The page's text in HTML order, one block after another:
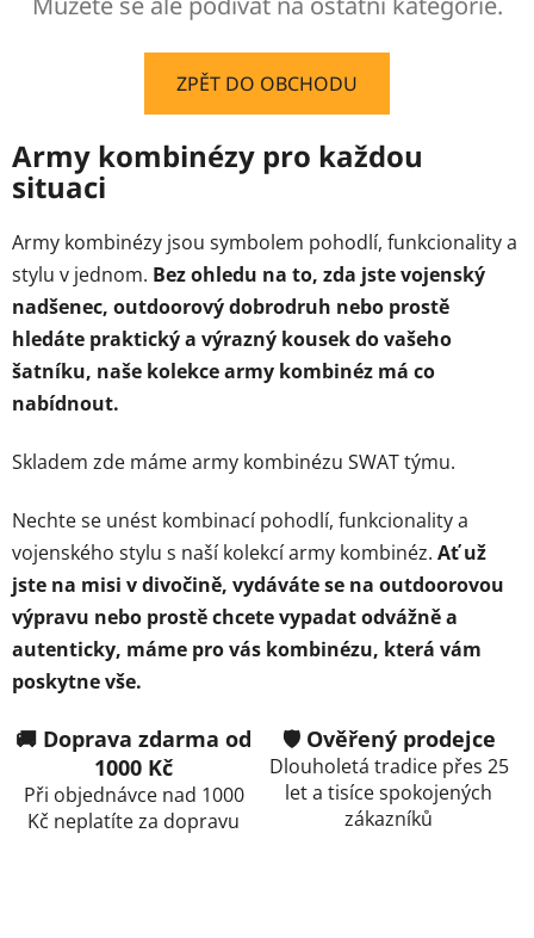
ZPĚT DO OBCHODU
Army kombinézy pro každou
situaci
Army kombinézy jsou symbolem pohodlí, funkcionality a
stylu v jednom. Bez ohledu na to, zda jste vojenský
nadšenec, outdoorový dobrodruh nebo prostě
hledáte praktický a výrazný kousek do vašeho
šatníku, naše kolekce army kombinéz má co
nabídnout.
Skladem zde máme army kombinézu SWAT týmu.
Nechte se unést kombinací pohodlí, funkcionality a
vojenského stylu s naší kolekcí army kombinéz. Ať už
jste na misi v divočině, vydáváte se na outdoorovou
výpravu nebo prostě chcete vypadat odvážně a
autenticky, máme pro vás kombinézu, která vám
poskytne vše.
🚚 Doprava zdarma od
1000 Kč
Při objednávce nad 1000
Kč neplatíte za dopravu
🛡️ Ověřený prodejce
Dlouholetá tradice přes 25
let a tisíce spokojených
zákazníků